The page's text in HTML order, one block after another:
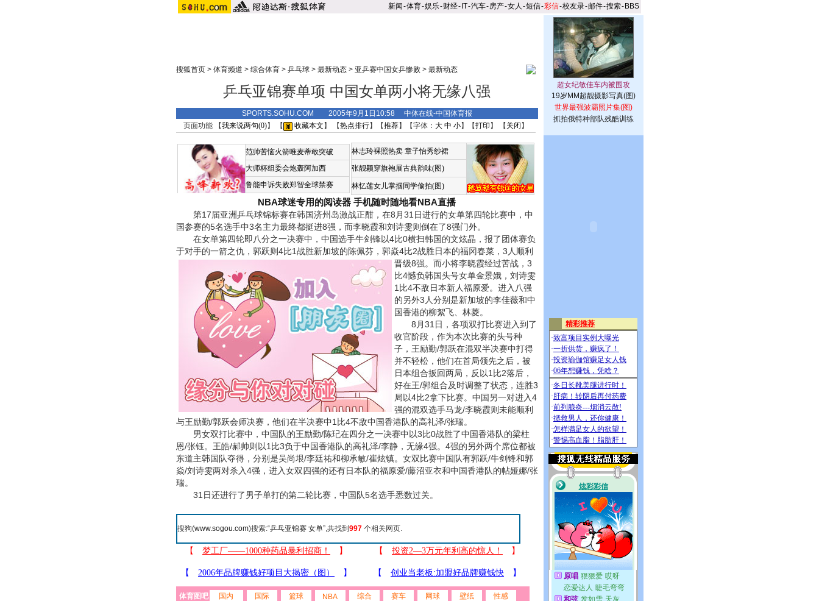
新闻-体育-娱乐-财经- IT-汽车-房产-女人 -短信-彩信-校友录-邮件-搜索- BBS
搜狐首页> 体育频道 > 综合体育> 乒乓球> 最新动态> 亚乒赛中国女乒惨败> 最新动态
乒乓亚锦赛单项 中国女单两小将无缘八强
SPORTS.SOHU.COM 2005年9月1日10:58 中体在线-中国体育报
页面功能 【我来说两句(0)】 【 收藏本文 】 【热点排行】【推荐】【字体： 大 中 小】【打印 】 【 关闭 】
范帅苦恼火箭唯麦蒂敢突破
大师杯组委会炮轰阿加西
鲁能申诉失败郑智全球禁赛
林志玲裸照热卖 章子怡秀纱裙
张靓颖穿旗袍展古典韵味(图)
林忆莲女儿掌掴同学偷拍(图)
NBA球迷专用的阅读器 手机随时随地看NBA直播
第17届亚洲乒乓球锦标赛在韩国济州岛激战正酣，在8月31日进行的女单第四轮比赛中，中
国参赛的5名选手中3名主力最终都挺进8强，而李晓霞和刘诗雯则倒在了8强门外。
在女单第四轮即八分之一决赛中，中国选手牛剑锋以4比0横扫韩国的文炫晶，报了团体赛负
于对手的一箭之仇，郭跃则4比1战胜新加坡的陈佩芬，郭焱4比2战胜日本的福冈春菜，3人顺利
晋级8强。 而小将李晓霞经过苦战，3
比4憾负韩国头号女单金景娥，刘诗雯
1比4不敌日本新人福原爱。进入八强
的另外3人分别是新加坡的李佳薇和中
国香港的柳絮飞、林菱。
8月31日，各项双打比赛进入到了
收官阶段，作为本次比赛的头号种
子，王励勤/郭跃在混双半决赛中打得
并不轻松，他们在首局领先之后，被
日本组合扳回两局，反以1比2落后，
好在王/郭组合及时调整了状态，连胜3
局以4比2拿下比赛。中国另一对进入4
强的混双选手马龙/李晓霞则未能顺利
与王励勤/郭跃会师决赛，他们在半决赛中1比4不敌中国香港队的高礼泽/张瑞。
男女双打比赛中，中国队的王励勤/陈玘在四分之一决赛中以3比0战胜了中国香港队的梁柱
恩/张钰。王皓/郝帅则以1比3负于中国香港队的高礼泽/李静，无缘4强。4强的另外两个席位都被
东道主韩国队夺得，分别是吴尚垠/李廷祐和柳承敏/崔炫镇。女双比赛中国队有郭跃/牛剑锋和郭
焱/刘诗雯两对杀入4强，进入女双四强的还有日本队的福原爱/藤沼亚衣和中国香港队的帖娅娜/张
瑞。
31日还进行了男子单打的第二轮比赛，中国队5名选手悉数过关。
搜狗(www.sogou.com)搜索:“乒乓亚锦赛 女单”,共找到 997 个相关网页.
体育图吧 国内 国际 篮球 NBA 综合 赛车 网球 壁纸 性感
19岁MM超靓摄影写真(图)
世界最强波霸照片集(图)
抓拍俄特种部队残酷训练